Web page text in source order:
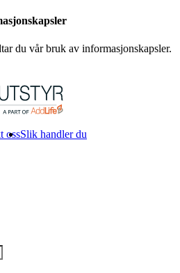
du vår bruk av informasjonskapsler.
ossSlik handler du